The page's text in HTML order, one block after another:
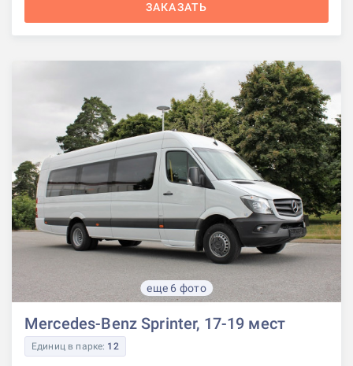
ЗАКАЗАТЬ
еще 6 фото
Mercedes-Benz Sprinter, 17-19 мест
Единиц в парке: 12